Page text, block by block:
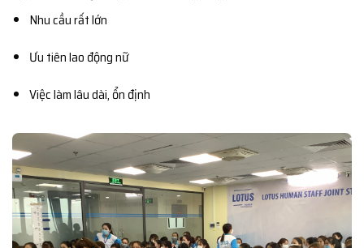
Nhu cầu rất lớn
Ưu tiên lao động nữ
Việc làm lâu dài, ổn định